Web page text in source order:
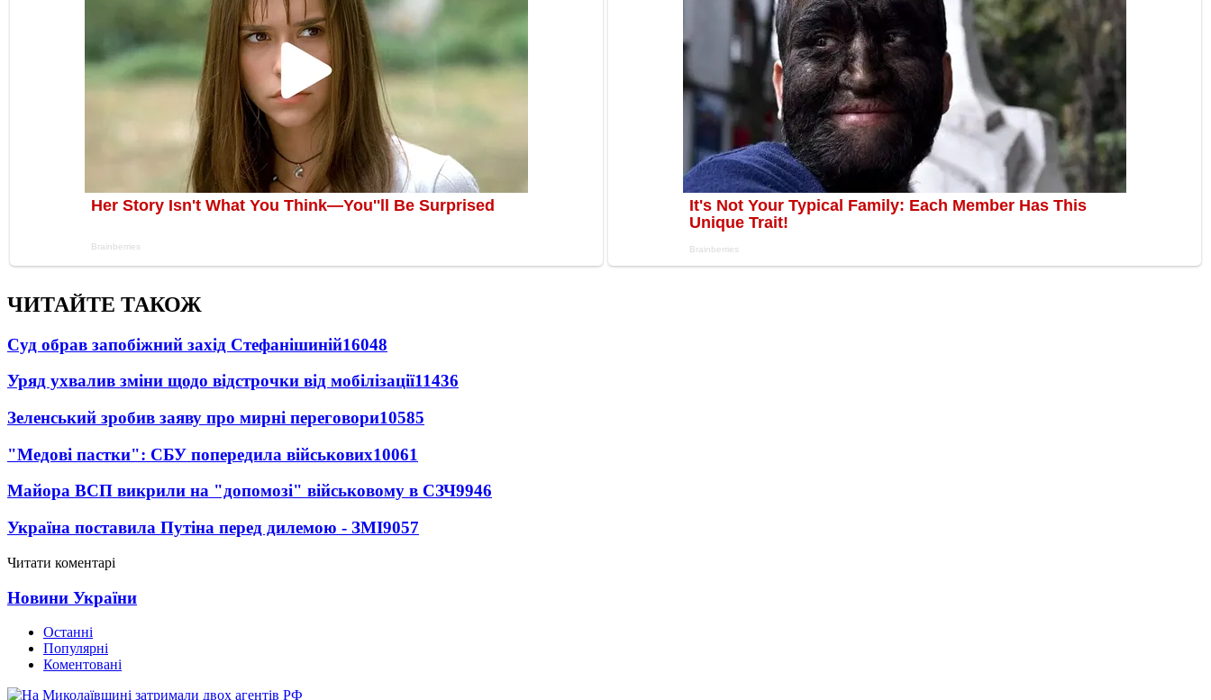
ЧИТАЙТЕ ТАКОЖ
Суд обрав запобіжний захід Стефанішиній16048
Уряд ухвалив зміни щодо відстрочки від мобілізації11436
Зеленський зробив заяву про мирні переговори10585
"Медові пастки": СБУ попередила військових10061
Майора ВСП викрили на "допомозі" військовому в СЗЧ9946
Україна поставила Путіна перед дилемою - ЗМІ9057
Читати коментарі
Новини України
Останні
Популярні
Коментовані